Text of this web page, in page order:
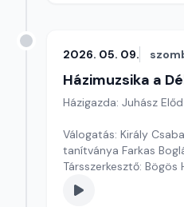
2026. 05. 09.
Házimuzsika a
Házigazda: Juhász Előd
Válogatás: Király
tanítványa Farkas
Társszerkesztő: Bögös